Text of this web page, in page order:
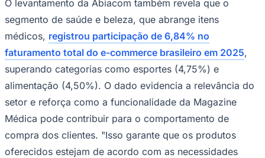
Corinthians
O levantamento da Abiacom também revela que o
segmento de saúde e beleza, que abrange itens
médicos, registrou participação de 6,84% no
faturamento total do e-commerce brasileiro em 2025,
superando categorias como esportes (4,75%) e
alimentação (4,50%). O dado evidencia a relevância do
setor e reforça como a funcionalidade da Magazine
Médica pode contribuir para o comportamento de
compra dos clientes. "Isso garante que os produtos
oferecidos estejam de acordo com as necessidades